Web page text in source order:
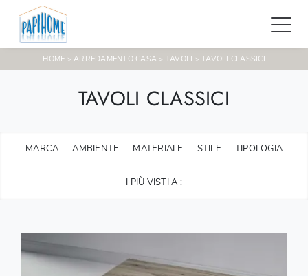
HOME > ARREDAMENTO CASA > TAVOLI > TAVOLI CLASSICI
TAVOLI CLASSICI
MARCA AMBIENTE MATERIALE STILE TIPOLOGIA
I PIÙ VISTI A :